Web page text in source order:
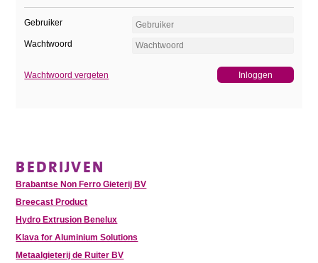
Gebruiker
Wachtwoord
Wachtwoord vergeten
BEDRIJVEN
Brabantse Non Ferro Gieterij BV
Breecast Product
Hydro Extrusion Benelux
Klava for Aluminium Solutions
Metaalgieterij de Ruiter BV